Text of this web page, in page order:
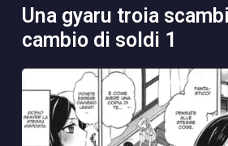
una gyaru troia scambia sesso in
cambio di soldi 1